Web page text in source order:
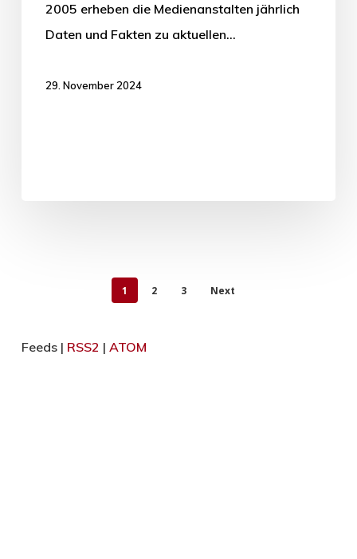
2005 erheben die Medienanstalten jährlich
Daten und Fakten zu aktuellen…
29. November 2024
1 2 3 Next
Feeds | RSS2 | ATOM